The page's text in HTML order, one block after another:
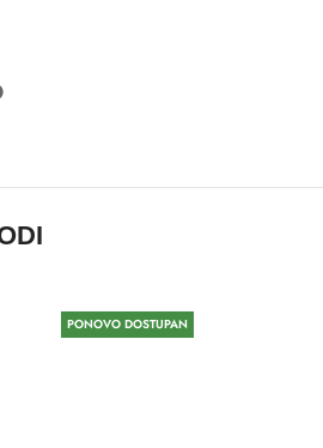
PONOVO DOSTUPAN